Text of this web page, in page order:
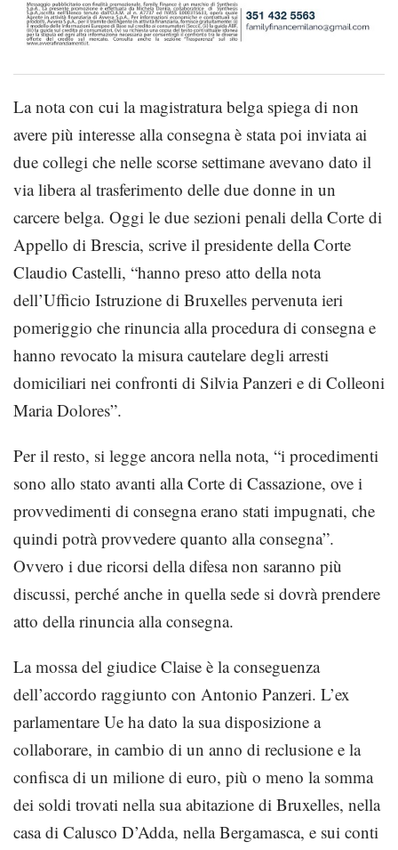
La nota con cui la magistratura belga spiega di non
avere più interesse alla consegna è stata poi inviata ai
due collegi che nelle scorse settimane avevano dato il
via libera al trasferimento delle due donne in un
carcere belga. Oggi le due sezioni penali della Corte di
Appello di Brescia, scrive il presidente della Corte
Claudio Castelli, “hanno preso atto della nota
dell’Ufficio Istruzione di Bruxelles pervenuta ieri
pomeriggio che rinuncia alla procedura di consegna e
hanno revocato la misura cautelare degli arresti
domiciliari nei confronti di Silvia Panzeri e di Colleoni
Maria Dolores”.
Per il resto, si legge ancora nella nota, “i procedimenti
sono allo stato avanti alla Corte di Cassazione, ove i
provvedimenti di consegna erano stati impugnati, che
quindi potrà provvedere quanto alla consegna”.
Ovvero i due ricorsi della difesa non saranno più
discussi, perché anche in quella sede si dovrà prendere
atto della rinuncia alla consegna.
La mossa del giudice Claise è la conseguenza
dell’accordo raggiunto con Antonio Panzeri. L’ex
parlamentare Ue ha dato la sua disposizione a
collaborare, in cambio di un anno di reclusione e la
confisca di un milione di euro, più o meno la somma
dei soldi trovati nella sua abitazione di Bruxelles, nella
casa di Calusco D’Adda, nella Bergamasca, e sui conti